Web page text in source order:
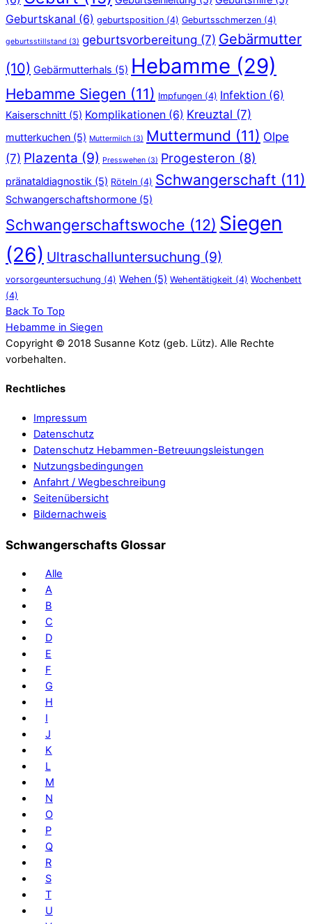
Geburtskanal (6) geburtsposition (4) Geburtsschmerzen (4)
geburtsstillstand (3) geburtsvorbereitung (7) Gebärmutter
(10) Gebärmutterhals (5) Hebamme (29)
Hebamme Siegen (11) Impfungen (4) Infektion (6)
Kaiserschnitt (5) Komplikationen (6) Kreuztal (7)
mutterkuchen (5) Muttermilch (3) Muttermund (11) Olpe
(7) Plazenta (9) Presswehen (3) Progesteron (8)
pränataldiagnostik (5) Röteln (4) Schwangerschaft (11)
Schwangerschaftshormone (5)
Schwangerschaftswoche (12) Siegen
(26) Ultraschalluntersuchung (9)
vorsorgeuntersuchung (4) Wehen (5) Wehentätigkeit (4) Wochenbett
(4)
Back To Top
Hebamme in Siegen
Copyright © 2018 Susanne Kotz (geb. Lütz). Alle Rechte
vorbehalten.
Rechtliches
Impressum
Datenschutz
Datenschutz Hebammen-Betreuungsleistungen
Nutzungsbedingungen
Anfahrt / Wegbeschreibung
Seitenübersicht
Bildernachweis
Schwangerschafts Glossar
Alle
A
B
C
D
E
F
G
H
I
J
K
L
M
N
O
P
Q
R
S
T
U